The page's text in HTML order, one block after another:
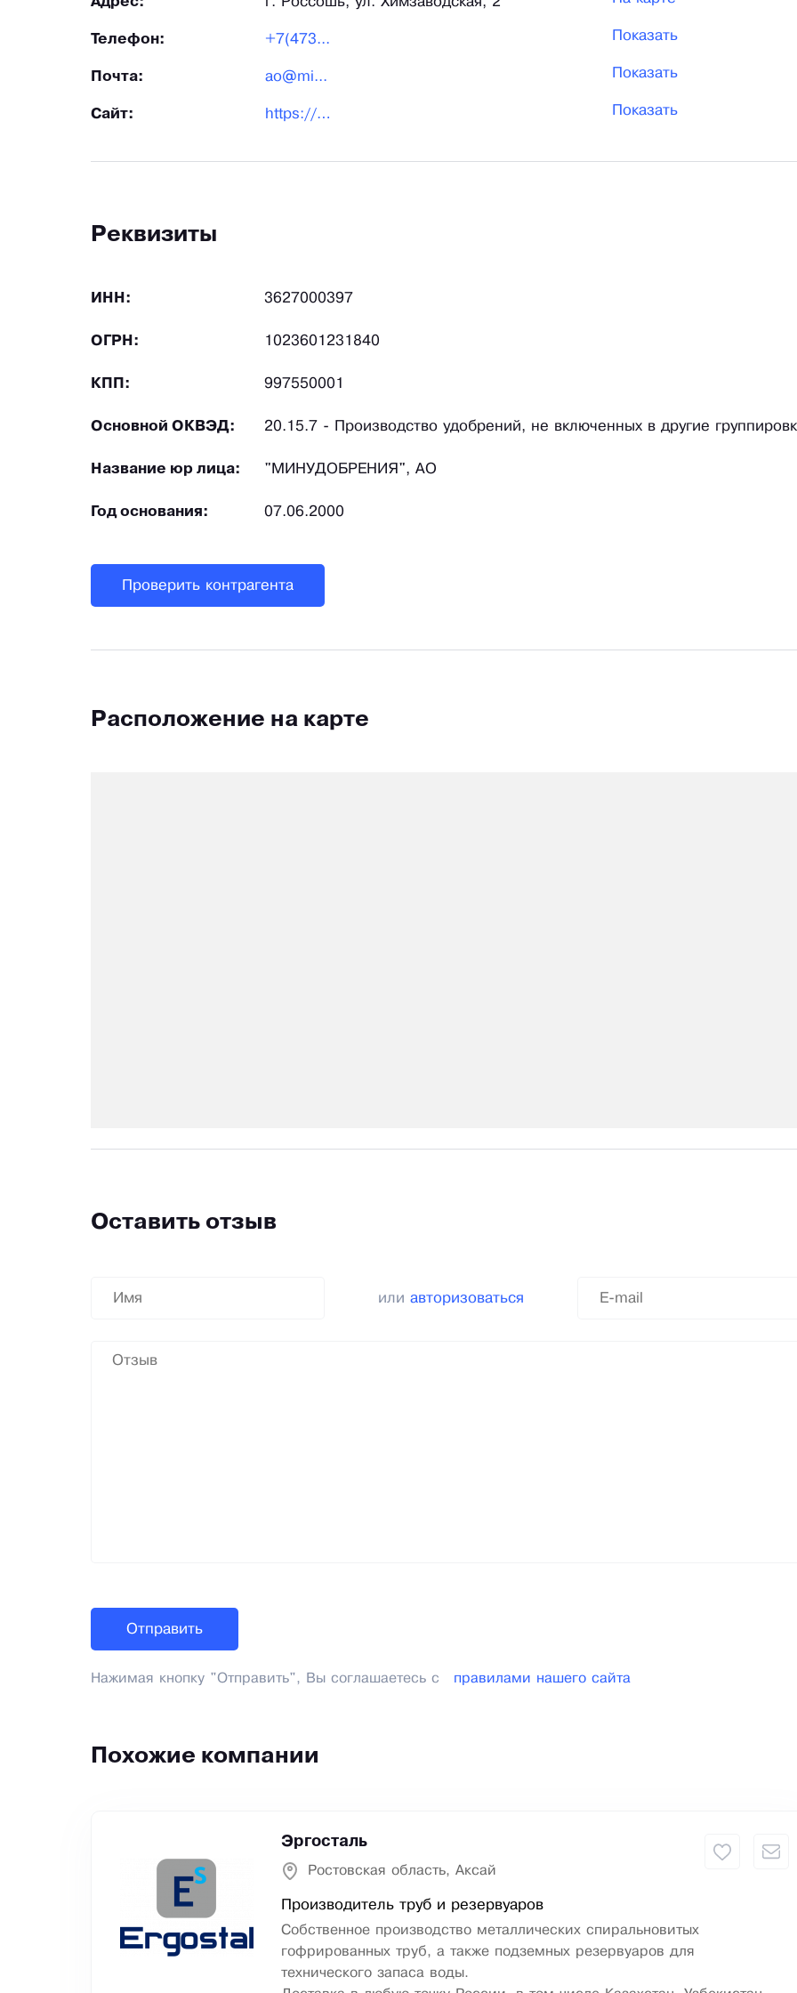
Телефон: +7(473... Показать
Почта: ao@mi... Показать
Сайт: https://minudo.ru/ Показать
Реквизиты
ИНН: 3627000397
ОГРН: 1023601231840
КПП: 997550001
Основной ОКВЭД: 20.15.7 - Производство удобрений, не включенных в другие
Название юр лица: "МИНУДОБРЕНИЯ", АО
Год основания: 07.06.2000
Проверить контрагента
Расположение на карте
Оставить отзыв
или авторизоваться
Нажимая кнопку "Отправить", Вы соглашаетесь с правилами нашего сайта
Похожие компании
Эргосталь
Ростовская область, Аксай
Производитель труб и резервуаров
Собственное производство металлических спиральновитых
гофрированных труб, а также подземных резервуаров для
технического запаса воды.